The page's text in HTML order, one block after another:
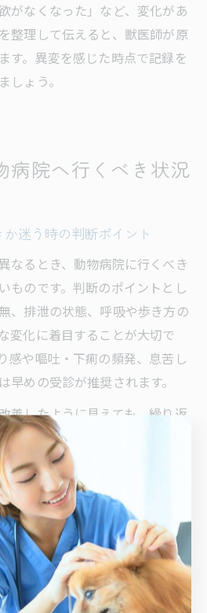
がなくなった」など、変化があ
整理して伝えると、獣医師が原
す。異変を感じた時点で記録を
しょう。
病院へ行くべき状況
迷う時の判断ポイント
なるとき、動物病院に行くべき
ものです。判断のポイントとし
、排泄の状態、呼吸や歩き方の
変化に着目することが大切で
感や嘔吐・下痢の頻発、息苦し
早めの受診が推奨されます。
善したように見えても、繰り返
断せず、動物病院に相談するの
や休日に症状が悪化するケース
ば電話で状況を伝え、受診の必
動物病院では、症状の経過や変
が、的確な診断につながりま
き症状の見極め方